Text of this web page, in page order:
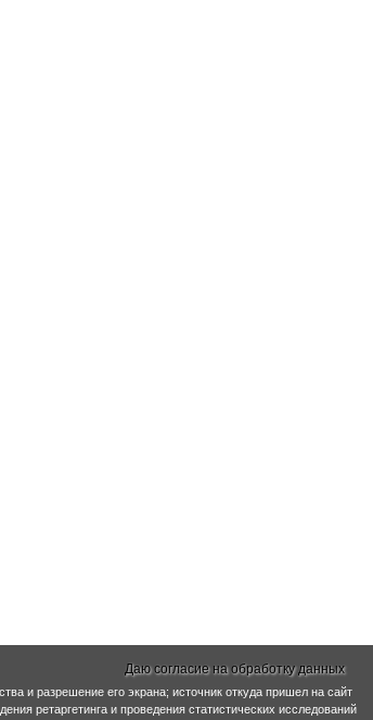
Социальная сфера
Даю согласие на обработку данных
и разрешение его экрана; источник откуда пришел на сайт
ретаргетинга и проведения статистических исследований